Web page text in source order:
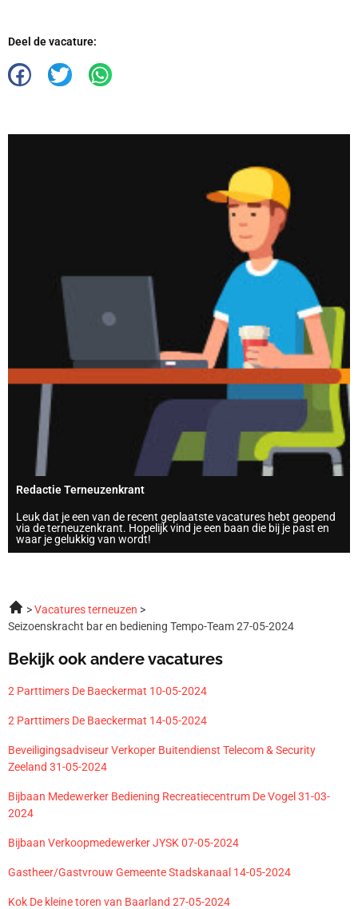
Deel de vacature:
Redactie Terneuzenkrant
Leuk dat je een van de recent geplaatste vacatures hebt geopend
via de terneuzenkrant. Hopelijk vind je een baan die bij je past en
waar je gelukkig van wordt!
Vacatures terneuzen
Seizoenskracht bar en bediening Tempo-Team 27-05-2024
Bekijk ook andere vacatures
2 Parttimers De Baeckermat 10-05-2024
2 Parttimers De Baeckermat 14-05-2024
Beveiligingsadviseur Verkoper Buitendienst Telecom & Security
Zeeland 31-05-2024
Bijbaan Medewerker Bediening Recreatiecentrum De Vogel 31-03-
2024
Bijbaan Verkoopmedewerker JYSK 07-05-2024
Gastheer/Gastvrouw Gemeente Stadskanaal 14-05-2024
Kok De kleine toren van Baarland 27-05-2024